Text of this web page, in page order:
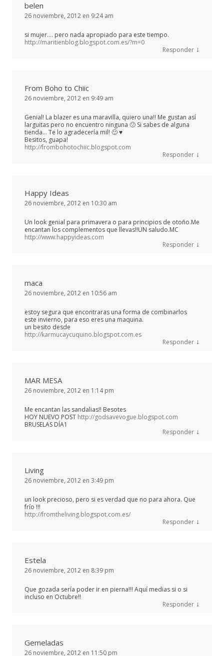
belen
26 noviembre, 2012 en 9:24 am
si mujer…. pero nada apropiado para este tiempo.
http://maritienblog.blogspot.com.es/?m=0
Responder ↓
From Boho to Chiic
26 noviembre, 2012 en 9:49 am
Genial! La blazer es una maravilla, quiero una!! Me gustan así
larguitas pero no encuentro ninguna 🙁 Si sabes de alguna
tienda… Te lo agradecería mil! 🙂 ♥
Besitos, guapa!
http://frombohotochiic.blogspot.com
Responder ↓
Happy Ideas
26 noviembre, 2012 en 10:30 am
Un look genial para primavera o para principios de otoño.Me
encantan los complementos que llevas!!UN saludo.MC
http://www.happyideas.com
Responder ↓
maca
26 noviembre, 2012 en 10:56 am
estoy segura que encontraras una forma de combinarlos
este invierno, para eso eres una maquina.
un besito desde
http://karmucaycuquino.blogspot.com.es
Responder ↓
MAR MESA
26 noviembre, 2012 en 1:14 pm
Me encantan las sandalias!! Besotes
HOY NUEVO POST http://godsavevogue.blogspot.com
BRUSELAS DÍA1
Responder ↓
Living
26 noviembre, 2012 en 3:49 pm
un look precioso, pero si es verdad que no para ahora. Que
frío !!!
http://fromtheliving.blogspot.com.es/
Responder ↓
Estela
26 noviembre, 2012 en 8:39 pm
Que gozada sería poder ir en pierna!!! Aquí medias si o si
incluso en Octubre!!
Responder ↓
Gemeladas
26 noviembre, 2012 en 11:50 pm